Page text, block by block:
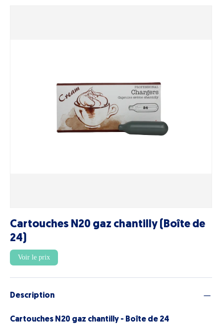
Cartouches N20 gaz chantilly (Boîte de
24)
Voir le prix
Description
Cartouches N20 gaz chantilly - Boîte de 24